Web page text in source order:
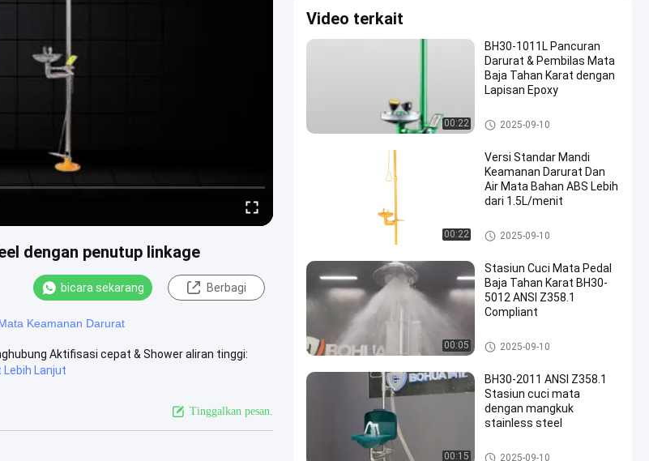
dengan penutup linkage
bicara sekarang Berbagi
Keamanan Darurat
Aktifisasi cepat & Shower aliran tinggi:
Lebih Lanjut
Tinggalkan pesan.
Video terkait
00:22
BH30-1011L Pancuran
Darurat & Pembilas Mata
Baja Tahan Karat dengan
Lapisan Epoxy
Mandi dan Cuci Mata Darurat
2025-09-10
00:22
Versi Standar Mandi
Keamanan Darurat Dan
Air Mata Bahan ABS Lebih
dari 1.5L/menit
Mandi dan Cuci Mata Darurat
2025-09-10
00:05
Stasiun Cuci Mata Pedal
Baja Tahan Karat BH30-
5012 ANSI Z358.1
Compliant
Mandi dan Cuci Mata Darurat
2025-09-10
00:15
BH30-2011 ANSI Z358.1
Stasiun cuci mata
dengan mangkuk
stainless steel
Mandi dan Cuci Mata Darurat
2025-09-10